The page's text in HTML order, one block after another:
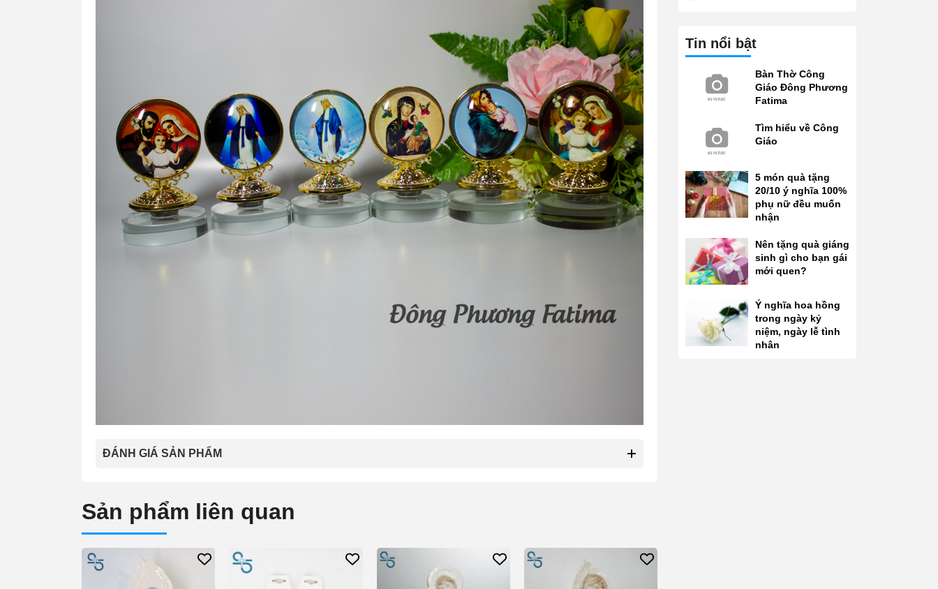
ĐÁNH GIÁ SẢN PHẨM
Sản phẩm liên quan
Tin nổi bật
Bàn Thờ Công
Giáo Đông Phương
Fatima
Tìm hiểu về Công
Giáo
5 món quà tặng
20/10 ý nghĩa 100%
phụ nữ đều muốn
nhận
Nên tặng quà giáng
sinh gì cho bạn gái
mới quen?
Ý nghĩa hoa hồng
trong ngày kỷ
niệm, ngày lễ tình
nhân